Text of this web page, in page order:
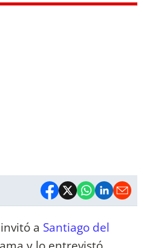
invitó a Santiago del